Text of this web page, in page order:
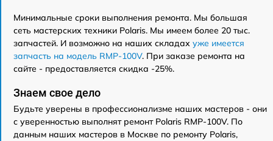
Минимальные сроки выполнения ремонта. Мы большая
сеть мастерских техники Polaris. Мы имеем более 20 тыс.
запчастей. И возможно на наших складах уже имеется
запчасть на модель RMP-100V. При заказе ремонта на
сайте - предоставляется скидка -25%.
Знаем свое дело
Будьте уверены в профессионализме наших мастеров - они
с уверенностью выполнят ремонт Polaris RMP-100V. По
данным наших мастеров в Москве по ремонту Polaris,